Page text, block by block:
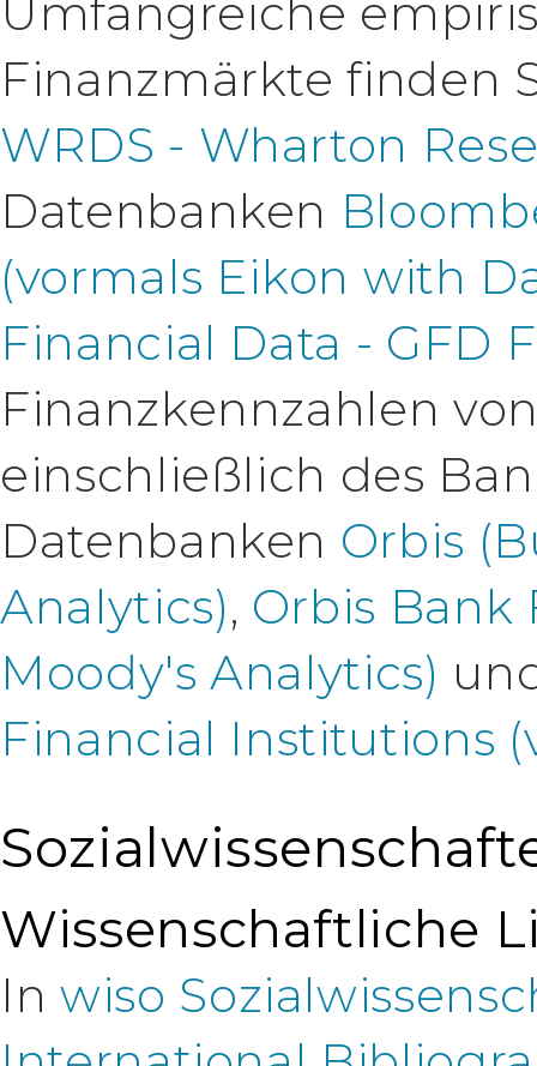
Umfangreiche
Finanzmärkte finden
WRDS - Wharton
Datenbanken
(vormals Eikon with
Financial Data - GFD
Finanzkennzahlen
einschließlich des
Datenbanken Orbis
Analytics), Orbis Bank
Moody's Analytics)
Financial Institutions
Wissenschaftliche
In wiso